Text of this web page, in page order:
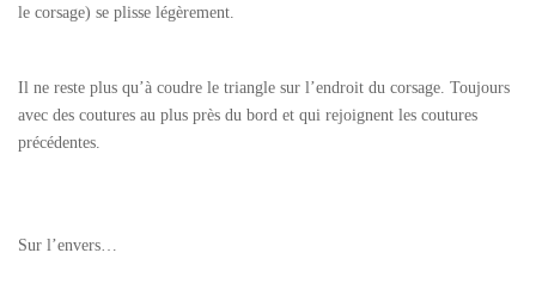
le corsage) se plisse légèrement.
Il ne reste plus qu’à coudre le triangle sur l’endroit du corsage. Toujours
avec des coutures au plus près du bord et qui rejoignent les coutures
précédentes.
Sur l’envers…